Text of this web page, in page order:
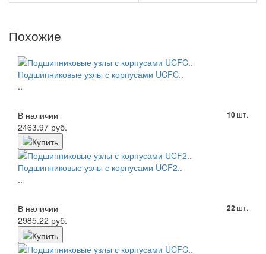
Похожие
Подшипниковые узлы с корпусами UCFC..
..
В наличии 10шт.
2463.97 руб.
Подшипниковые узлы с корпусами UCF2..
..
В наличии 22 шт.
2985.22 руб.